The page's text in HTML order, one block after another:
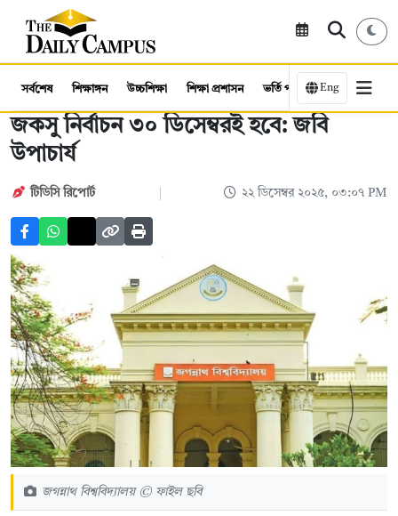
সর্বশেষ শিক্ষাঙ্গন উচ্চশিক্ষা শিক্ষা প্রশাসন ভর্তি পরীক্ষা কর্মসংস্থান
Eng
জকসু নির্বাচন ৩০ ডিসেম্বরই হবে: জবি
উপাচার্য
টিডিসি রিপোর্ট ২২ ডিসেম্বর ২০২৫, ০৩:০৭ PM
জগন্নাথ বিশ্ববিদ্যালয় © ফাইল ছবি